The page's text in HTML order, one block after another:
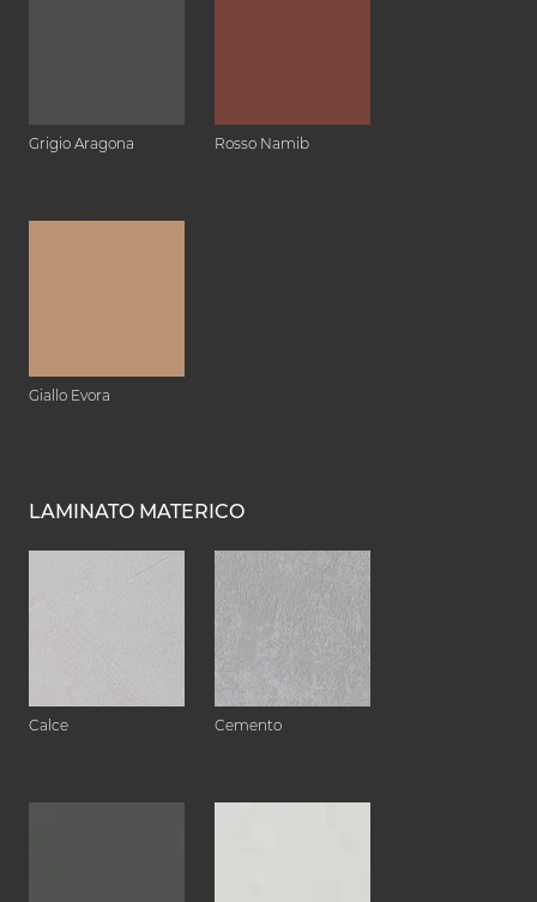
Grigio Aragona Rosso Namib
Giallo Evora
LAMINATO MATERICO
Calce Cemento